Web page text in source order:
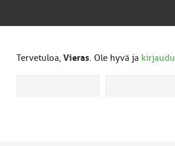
Tervetuloa,Vieras. Ole hyvä ja kirjaudu